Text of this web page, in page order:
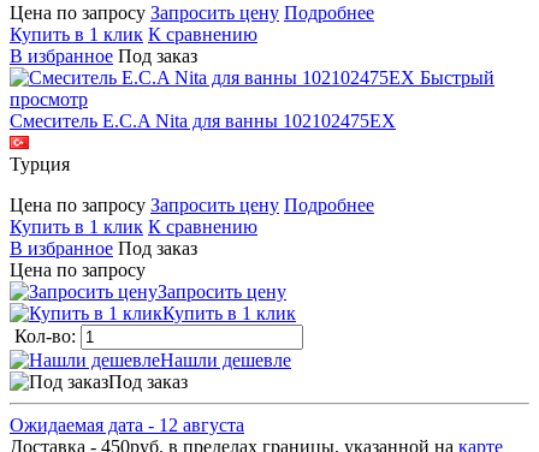
Цена по запросу Запросить цену Подробнее
Купить в 1 клик К сравнению
В избранное Под заказ
Быстрый
просмотр
Смеситель E.C.A Nita для ванны 102102475EX
Турция
Цена по запросу Запросить цену Подробнее
Купить в 1 клик К сравнению
В избранное Под заказ
Цена по запросу
Запросить цену
Купить в 1 клик
Кол-во:
Нашли дешевле
Под заказ
Ожидаемая дата - 12 августа
Доставка - 450руб. в пределах границы, указанной на карте